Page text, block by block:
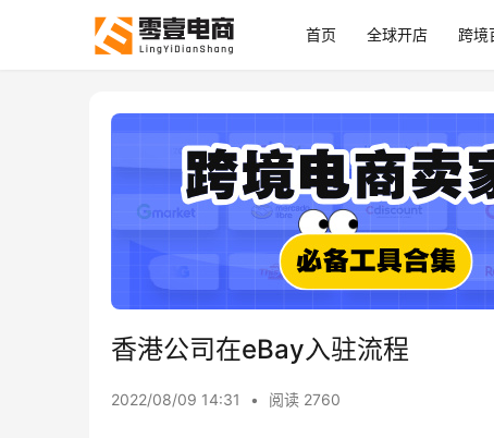
首页 全球开店 跨境
香港公司在eBay入驻流程
2022/08/09 14:31 • 阅读 2760